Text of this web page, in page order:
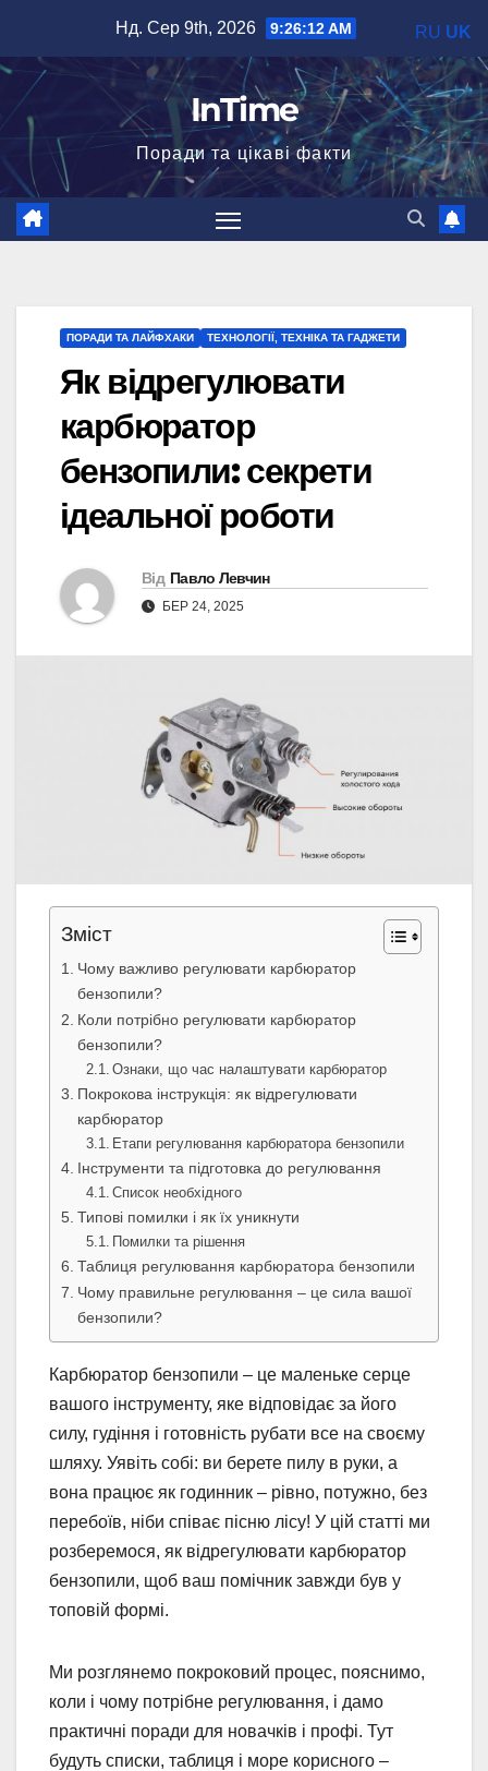
вмісту
Нд. Сер 9th, 2026 9:26:13 AM
InTime
Поради та цікаві факти
ПОРАДИ ТА ЛАЙФХАКИ ТЕХНОЛОГІЇ, ТЕХНІКА ТА ГАДЖЕТИ
Як відрегулювати
карбюратор
бензопили: секрети
ідеальної роботи
Від Павло Левчин
БЕР 24, 2025
Зміст
Чому важливо регулювати карбюратор
бензопили?
Коли потрібно регулювати карбюратор
бензопили?
Ознаки, що час налаштувати карбюратор
Покрокова інструкція: як відрегулювати
карбюратор
Етапи регулювання карбюратора бензопили
Інструменти та підготовка до регулювання
Список необхідного
Типові помилки і як їх уникнути
Помилки та рішення
Таблиця регулювання карбюратора бензопили
Чому правильне регулювання – це сила вашої
бензопили?
Карбюратор бензопили – це маленьке серце
вашого інструменту, яке відповідає за його
силу, гудіння і готовність рубати все на своєму
шляху. Уявіть собі: ви берете пилу в руки, а
вона працює як годинник – рівно, потужно, без
перебоїв, ніби співає пісню лісу! У цій статті ми
розберемося, як відрегулювати карбюратор
бензопили, щоб ваш помічник завжди був у
топовій формі.
Ми розглянемо покроковий процес, пояснимо,
коли і чому потрібне регулювання, і дамо
практичні поради для новачків і профі. Тут
будуть списки, таблиця і море корисного –
RU UK